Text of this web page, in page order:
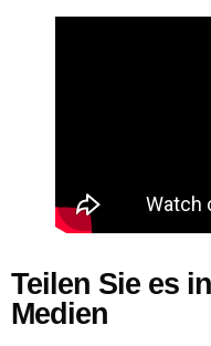
Teilen Sie es
Medien